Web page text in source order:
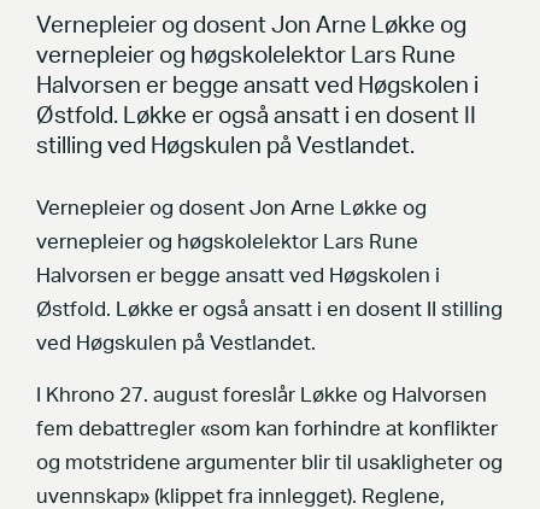
Vernepleier og dosent Jon Arne Løkke og
vernepleier og høgskolelektor Lars Rune
Halvorsen er begge ansatt ved Høgskolen i
Østfold. Løkke er også ansatt i en dosent II
stilling ved Høgskulen på Vestlandet.
Vernepleier og dosent Jon Arne Løkke og
vernepleier og høgskolelektor Lars Rune
Halvorsen er begge ansatt ved Høgskolen i
Østfold. Løkke er også ansatt i en dosent II stilling
ved Høgskulen på Vestlandet.
I Khrono 27. august foreslår Løkke og Halvorsen
fem debattregler «som kan forhindre at konflikter
og motstridene argumenter blir til usakligheter og
uvennskap» (klippet fra innlegget). Reglene,